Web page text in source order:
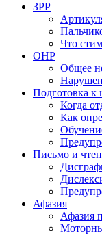
ЗРР
Что
ОНР
Общее
Подготовка к
Когда
Как
Письмо и
Афазия
Афазия